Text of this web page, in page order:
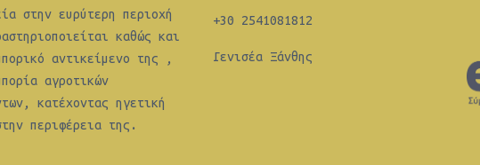
στην ευρύτερη περιοχή
καθώς και
αντικείμενο της ,
αγροτικών
κατέχοντας ηγετική
περιφέρεια της.
+30 2541081812
Γενισέα Ξάνθης